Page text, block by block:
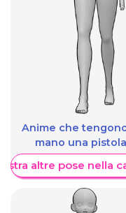
Anime che
mano una pistola
altre pose nella